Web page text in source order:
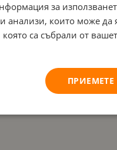
за
анализи, които може
са събрали от